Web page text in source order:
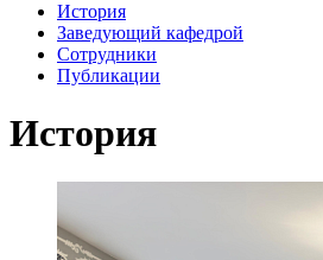
История
Заведующий кафедрой
Сотрудники
Публикации
История